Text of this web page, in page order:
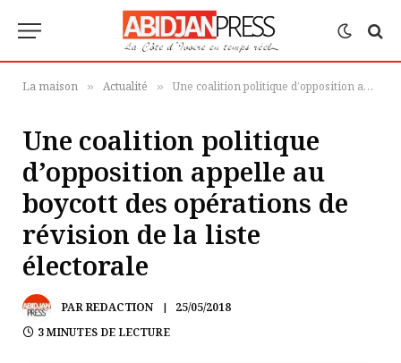
La maison » Actualité » Une coalition politique d’opposition appelle au boycott des opérations de révision de la liste électorale
Une coalition politique
d’opposition appelle au
boycott des opérations de
révision de la liste
électorale
PARREDACTION
25/05/2018
3 MINUTES DE LECTURE